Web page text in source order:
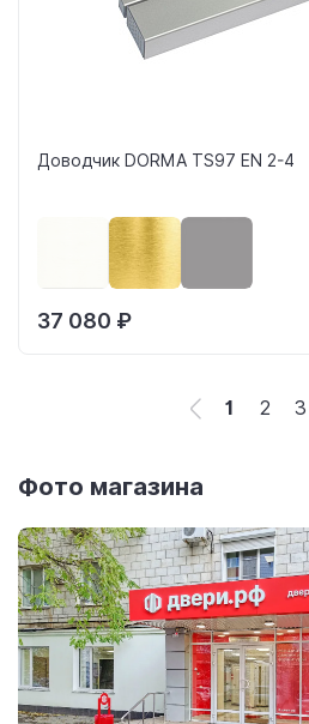
Доводчик DORMA TS97 EN 2-4
37 080 ₽
1 2 3
Фото магазина